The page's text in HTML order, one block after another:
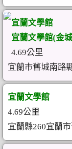
宜蘭文學館
宜蘭文學館(金
4.69公里
宜蘭市舊城南路
宜蘭文學館
4.69公里
宜蘭縣260宜蘭